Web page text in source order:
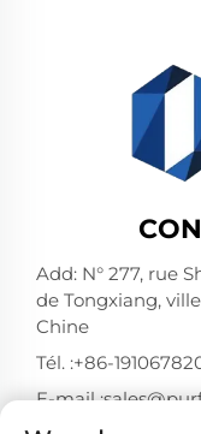
Add: N° 277, rue
de Tongxiang,
Chine
Tél. :+86-
E-mail :